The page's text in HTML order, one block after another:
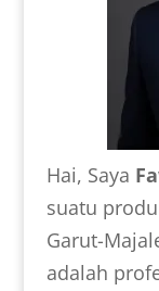
Hai, Saya
suatu
Garut-
adalah